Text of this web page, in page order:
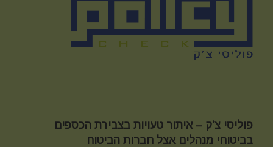
פוליסי צ'ק – איתור טעויות בצבירת הכספים
בביטוחי מנהלים אצל חברות הביטוח